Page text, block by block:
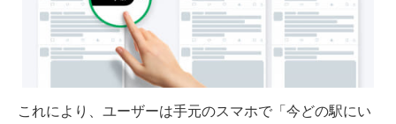
これにより、ユーザーは手元のスマホで「今どの駅にい